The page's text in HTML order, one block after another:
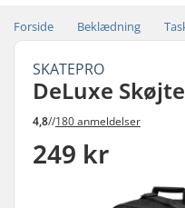
Forside Beklædning
SKATEPRO
DeLuxe
4,8//180 anmeldelser
249 kr